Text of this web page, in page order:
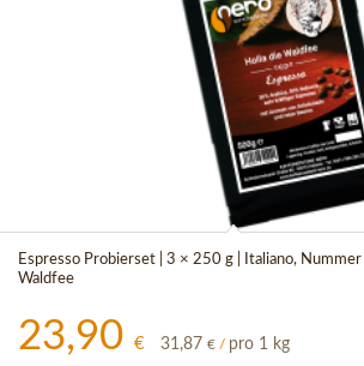
Espresso Probierset | 3 × 250 g | Italiano,
Waldfee
23,90 € 31,87 €/ pro 1 kg